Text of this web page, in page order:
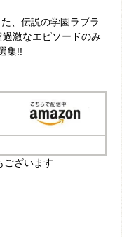
、伝説の学園ラブラ
激なエピソードのみ
集!!
ございます